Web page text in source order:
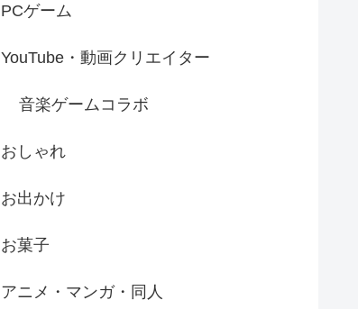
PCゲーム
YouTube・動画クリエイター
音楽ゲームコラボ
おしゃれ
お出かけ
お菓子
アニメ・マンガ・同人